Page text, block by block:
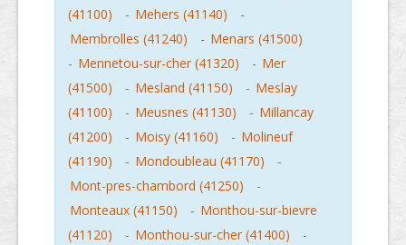
(41100)
- Mehers (41140)
-
Membrolles (41240)
- Menars (41500)
- Mennetou-sur-cher (41320) - Mer
(41500)
- Mesland (41150) - Meslay
(41100)
- Meusnes (41130) - Millancay
(41200)
- Moisy (41160) - Molineuf
(41190)
- Mondoubleau (41170)
-
Mont-pres-chambord (41250)
-
Monteaux (41150)
- Monthou-sur-bievre
(41120)
- Monthou-sur-cher (41400)
-